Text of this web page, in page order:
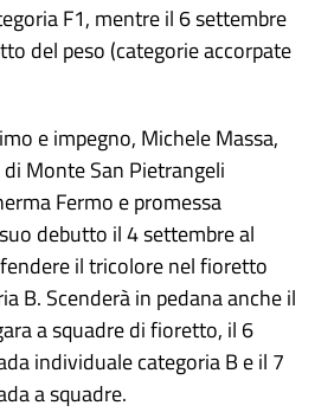
F1, mentre il 6 settembre
del peso (categorie accorpate
e impegno, Michele Massa,
Monte San Pietrangeli
Fermo e promessa
debutto il 4 settembre al
il tricolore nel fioretto
B. Scenderà in pedana anche il
a squadre di fioretto, il 6
individuale categoria B e il 7
a squadre.